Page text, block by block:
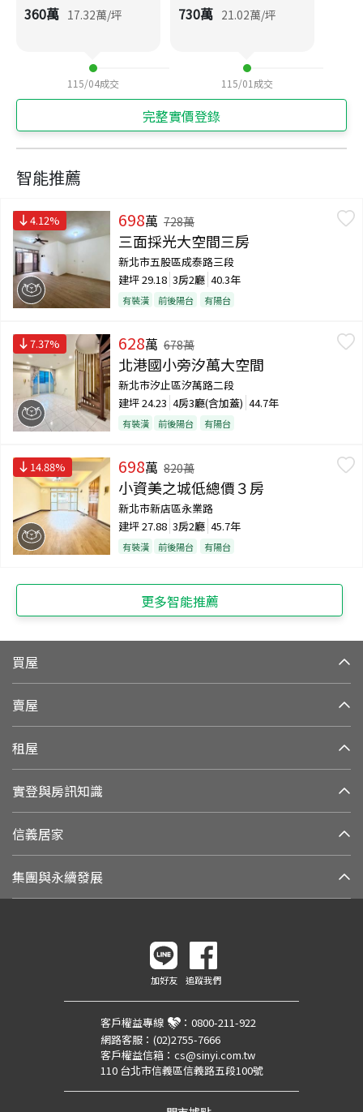
360萬 17.32萬/坪
115/04成交
730萬 21.02萬/坪
115/01 成交
完整實價登錄
智能推薦
4.12% 698萬 728萬
三面採光大空間三房
新北市五股區成泰路三段
建坪29.18 3房2廳 40.3年
有裝潢 前後陽台 有陽台
7.37% 628萬 678萬
北港國小旁汐萬大空間
新北市汐止區汐萬路二段
建坪24.23 4房3廳(含加蓋) 44.7年
有裝潢 前後陽台 有陽台
14.88% 698萬 820萬
小資美之城低總價３房
新北市新店區永業路
建坪27.88 3房2廳 45.7年
有裝潢 前後陽台 有陽台
更多智能推薦
買屋
賣屋
租屋
實登與房訊知識
信義居家
集團與永續發展
加好友 追蹤我們
客戶權益專線 ： 0800-211-922
網路客服： (02)2755-7666
客戶權益信箱： cs@sinyi.com.tw
110 台北市信義區信義路五段100號